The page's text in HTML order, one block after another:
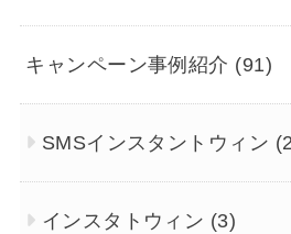
キャンペーン事例紹介 (91)
SMSインスタントウィン
インスタトウィン (3)